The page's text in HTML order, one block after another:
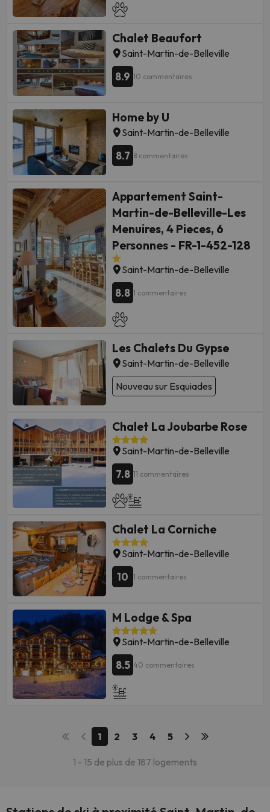
comprennent un coffre-fort, des
Chalet Beaufort
Saint-Martin-de-Belleville
8.9 10 commentaires
Home by U
Saint-Martin-de-Belleville
8.7 8 commentaires
Appartement Saint-
Martin-de-Belleville-Les
Menuires, 4 Pieces, 6
Personnes - FR-1-452-128
Saint-Martin-de-Belleville
8.8 1 commentaires
Les Chalets Du Gypse
Saint-Martin-de-Belleville
Nouveau sur Esquiades
Chalet La Joubarbe Rose
Saint-Martin-de-Belleville
7.8 11 commentaires
Chalet La Corniche
Saint-Martin-de-Belleville
10 1 commentaires
M Lodge & Spa
Saint-Martin-de-Belleville
8.5 40 commentaires
1 2 3 4 5
1 - 15 de plus de 187 logements